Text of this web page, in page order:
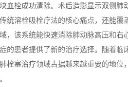
血栓成功清除。术后造影显示双侧肺
统溶栓吸栓疗法的核心痛点，还能覆
，该系统能快速消除肺动脉高压和右
的患者提供了新的治疗选择。随着临
栓塞治疗领域占据越来越重要的地位